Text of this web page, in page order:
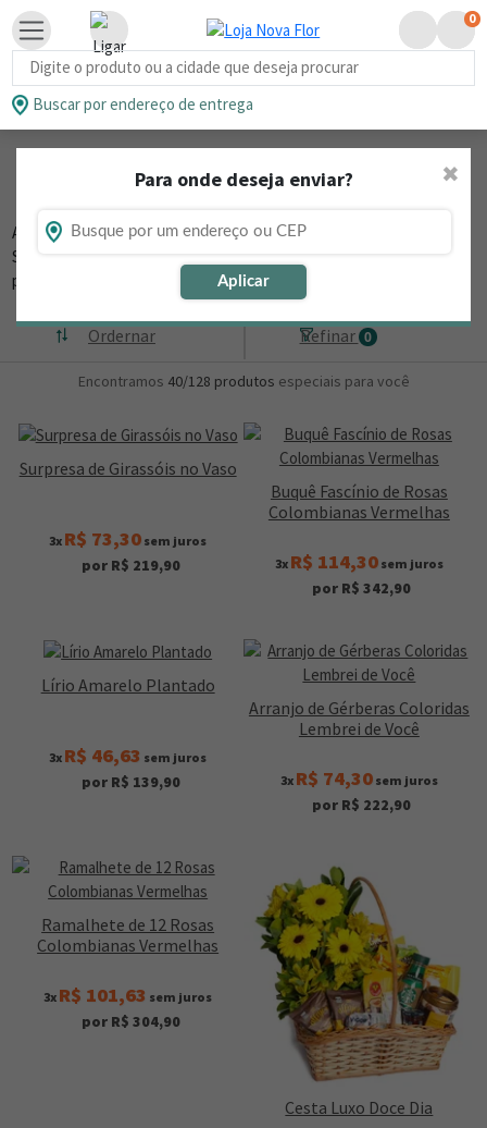
Busca de produtos
0
Buscar por endereço de entrega
Para onde deseja enviar?
Aplicar
✖
Aproveite e garanta flores em promoção no aniversário da Nova Flor.
São opções de buquês, arranjos, vasos plantados, cestas
personalizadas com flores e muito mais.
Refinar 0
Ordernar
Encontramos 40/128 produtos especiais para você
Surpresa de Girassóis no Vaso
3x R$ 73,30 sem juros
por R$ 219,90
Buquê Fascínio de Rosas
Colombianas Vermelhas
3x R$ 114,30sem juros
por R$ 342,90
Lírio Amarelo Plantado
3x R$ 46,63 sem juros
por R$ 139,90
Arranjo de Gérberas Coloridas
Lembrei de Você
3x R$ 74,30sem juros
por R$ 222,90
Ramalhete de 12 Rosas
Colombianas Vermelhas
3x R$ 101,63 sem juros
por R$ 304,90
Cesta Luxo Doce Dia